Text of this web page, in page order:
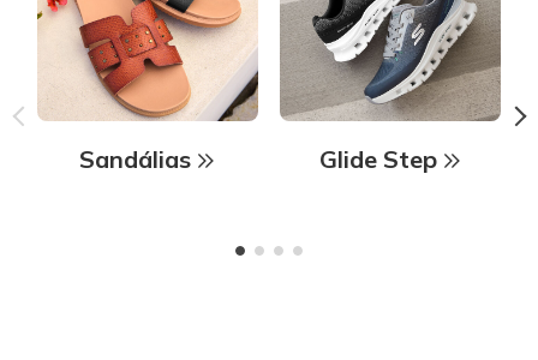
Sandálias Glide Step